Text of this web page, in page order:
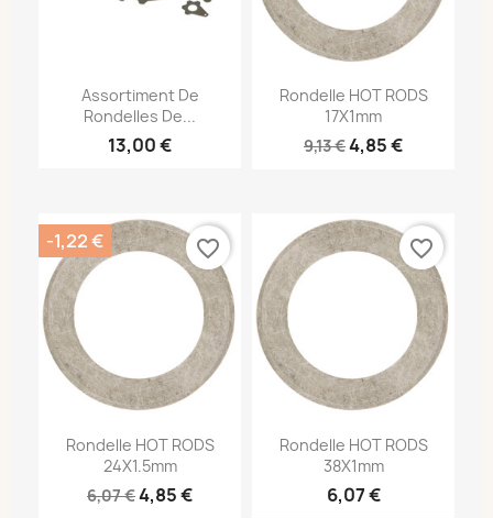
Assortiment De
Rondelles De...
13,00 €
Rondelle HOT RODS
17X1mm
9,13 €4,85 €
Rondelle HOT RODS
24X1.5mm
6,07 €4,85 €
-1,22 € favorite_border
Rondelle HOT RODS
38X1mm
6,07 €
favorite_border